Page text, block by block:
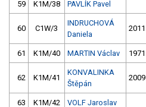
59 K1M/38 PAVLÍK Pavel
60 C1W/3
INDRUCHOVÁ
Daniela
2011
61 K1M/40 MARTIN Václav 1971
62 K1M/41
KONVALINKA
Štěpán
2009
63 K1M/42 VOLF Jaroslav